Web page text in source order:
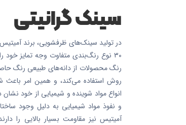
سینک گرانیتی
۳۰ نوع رنگ‌بندی متفاوت وجه تمایز خود
رنگ محصولات از دانه‌های طبیعی رنگ
روش استفاده می‌کند، و همین امر باعث
انواع مواد شوینده و شیمیایی از خود
آمیتیس نیز مقاومت بسیار بالایی را